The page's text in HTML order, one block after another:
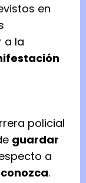
en
a la
policial
guardar
a
.